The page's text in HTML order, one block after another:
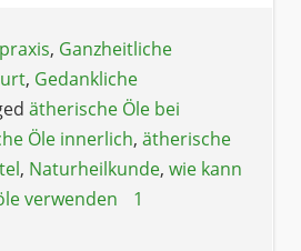
, Ganzheitliche
, Gedankliche
ätherische Öle bei
Öle innerlich, ätherische
, Naturheilkunde, wie kann
verwenden
1